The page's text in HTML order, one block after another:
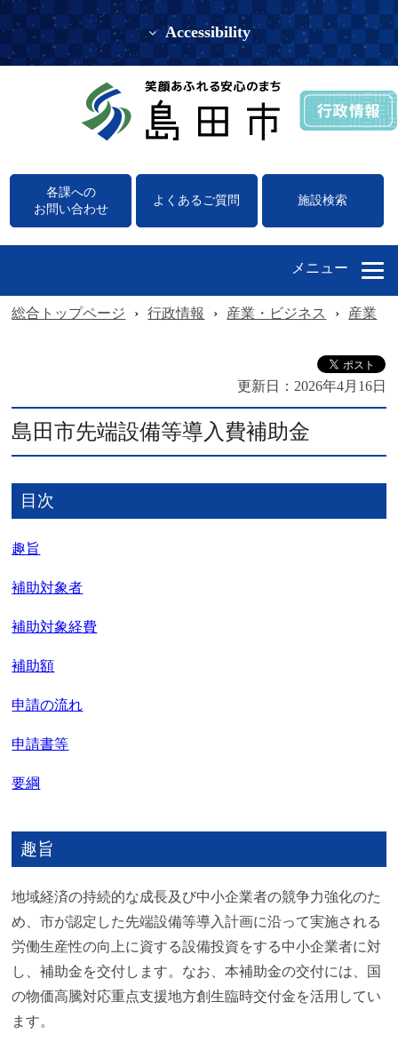
Accessibility
各課への
お問い合わせ
よくあるご質問 施設検索
メニュー
総合トップページ › 行政情報 › 産業・ビジネス › 産業
更新日： 2026年4月16日
島田市先端設備等導入費補助金
目次
趣旨
補助対象者
補助対象経費
補助額
申請の流れ
申請書等
要綱
趣旨
地域経済の持続的な成長及び中小企業者の競争力強化のた
め、市が認定した先端設備等導入計画に沿って実施される
労働生産性の向上に資する設備投資をする中小企業者に対
し、補助金を交付します。なお、本補助金の交付には、国
の物価高騰対応重点支援地方創生臨時交付金を活用してい
ます。